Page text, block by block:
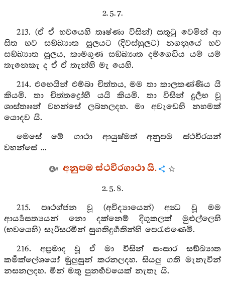
2. 5. 7.
213. (ඒ ඒ භවයෙහි තෘෂ්ණා විසින්) සතුටු වෙමින් ආ
සිත භව සඞ්ඛ්‍යාත සූලයට (දිවස්හුලට) නගනුයේ භව
සඞ්ඛ්‍යාත සූලය, කාමගුණ සඞ්ඛ්‍යාත දම්ගෙඩිය යම් යම්
තැනෙකැ ද ඒ ඒ තැන්හි මැ යෙහි.
214. එහෙයින් එම්බා චිත්තය, මම තා කාලකණ්ණිය යි
කියමි. තා චිත්තද්‍රෝහී යයි කියමි. තා විසින් දුර්‍ලභ වූ
ශාස්තෲන් වහන්සේ ලබනලදහ. මා අවැඩෙහි නහමක්
යොදව යි.
මෙසේ මේ ගාථා ආයුෂ්මත් අනුපම ස්ථවිරයන්
වහන්සේ ...
අනුපම ස්ථවිරගාථා යි.
2. 5. 8.
215. පෘථග්ජන වූ (අවිද්‍යායෙන්) අන්‍ධ වූ මම
ආර්‍ය්‍යසත්‍යයන් නො දක්නෙම් දිගුකලක් මුළුල්ලෙහි
(භවයෙහි) සැරිසරමින් සුගතිදුර්‍ගතින්හි පෙරැළුණෙමි.
216. අප්‍රමාද වූ ඒ මා විසින් සංසාර සඞ්ඛ්‍යාත
කර්‍මක්ලේශයෝ මුලුසුන් කරනලදහ. සියලු ගති මැනැවින්
නසනලදහ. මින් මතු පුනර්‍භවයෙක් නැතැ යි.